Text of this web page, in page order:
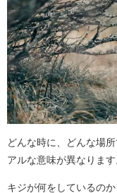
どんな時に、どんな場
アルな意味が異なります
キジが何をしているの